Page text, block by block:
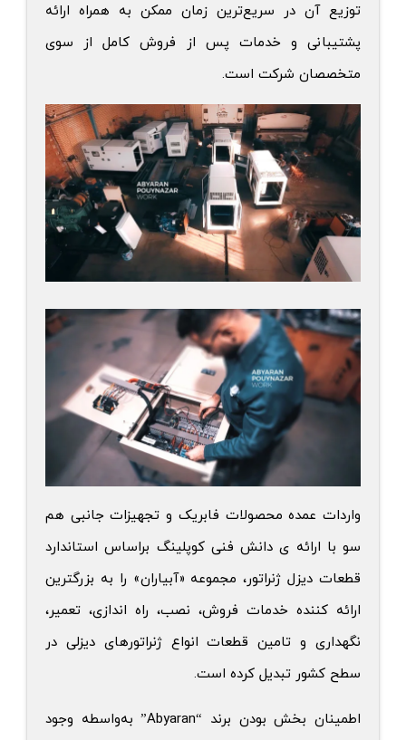
توزیع آن در سریع‌‌ترین زمان ممکن به همراه ارائه
پشتیبانی و خدمات پس از فروش کامل از سوی
متخصصان شرکت است.
واردات عمده محصولات فابریک و تجهیزات جانبی هم
سو با ارائه ی دانش فنی کوپلینگ براساس استاندارد
قطعات دیزل ژنراتور، مجموعه «آبیاران» را به بزرگترین
ارائه کننده خدمات فروش، نصب، راه اندازی، تعمیر،
نگهداری و تامین قطعات انواع ژنراتورهای دیزلی در
سطح کشور تبدیل کرده است.
اطمینان بخش بودن برند “Abyaran” به‌واسطه وجود